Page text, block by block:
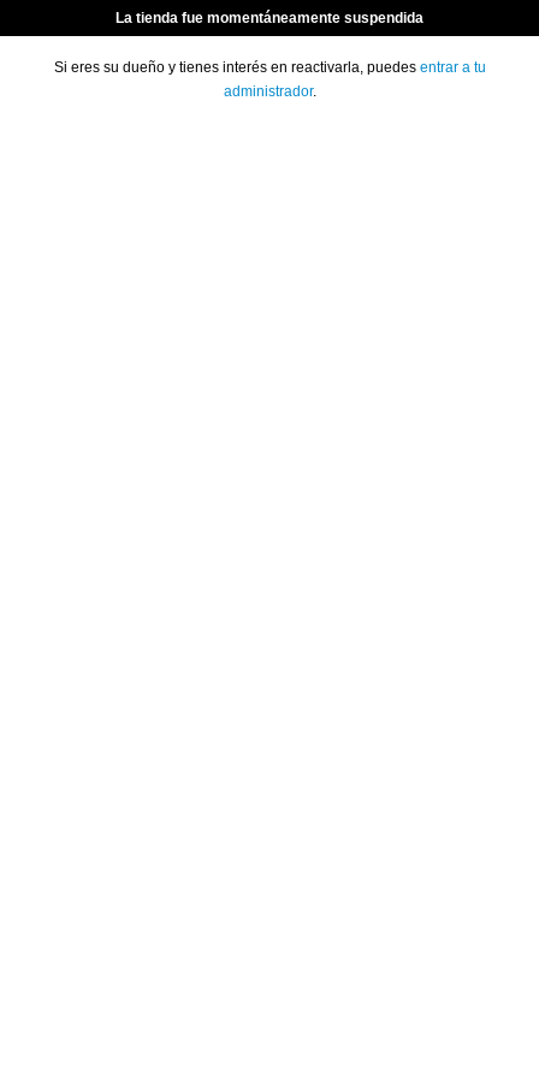
La tienda fue momentáneamente suspendida
Si eres su dueño y tienes interés en reactivarla, puedes entrar a tu
administrador.